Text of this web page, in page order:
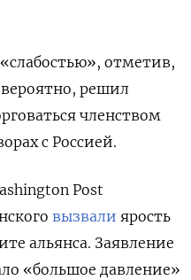
отметив,
вероятно, решил
членством
с Россией.
Post
вызвали ярость
альянса. Заявление
«большое давление»